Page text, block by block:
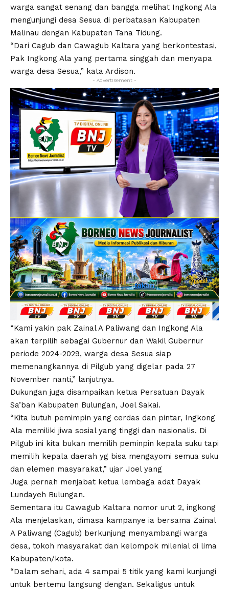
warga sangat senang dan bangga melihat Ingkong Ala
mengunjungi desa Sesua di perbatasan Kabupaten
Malinau dengan Kabupaten Tana Tidung.
“Dari Cagub dan Cawagub Kaltara yang berkontestasi,
Pak Ingkong Ala yang pertama singgah dan menyapa
warga desa Sesua,” kata Ardison.
- Advertisement -
“Kami yakin pak Zainal A Paliwang dan Ingkong Ala
akan terpilih sebagai Gubernur dan Wakil Gubernur
periode 2024-2029, warga desa Sesua siap
memenangkannya di Pilgub yang digelar pada 27
November nanti,” lanjutnya.
Dukungan juga disampaikan ketua Persatuan Dayak
Sa’ban Kabupaten Bulungan, Joel Sakai.
“Kita butuh pemimpin yang cerdas dan pintar, Ingkong
Ala memiliki jiwa sosial yang tinggi dan nasionalis. Di
Pilgub ini kita bukan memilih peminpin kepala suku tapi
memilih kepala daerah yg bisa mengayomi semua suku
dan elemen masyarakat,” ujar Joel yang
Juga pernah menjabat ketua lembaga adat Dayak
Lundayeh Bulungan.
Sementara itu Cawagub Kaltara nomor urut 2, ingkong
Ala menjelaskan, dimasa kampanye ia bersama Zainal
A Paliwang (Cagub) berkunjung menyambangi warga
desa, tokoh masyarakat dan kelompok milenial di lima
Kabupaten/kota.
“Dalam sehari, ada 4 sampai 5 titik yang kami kunjungi
untuk bertemu langsung dengan. Sekaligus untuk